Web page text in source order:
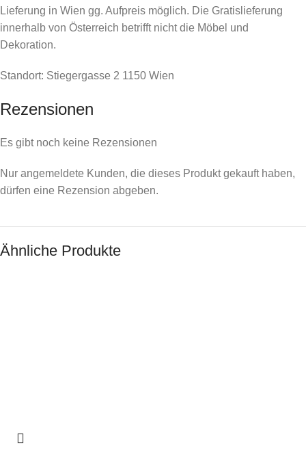
Lieferung in Wien gg. Aufpreis möglich. Die Gratislieferung
innerhalb von Österreich betrifft nicht die Möbel und
Dekoration.
Standort: Stiegergasse 2 1150 Wien
Rezensionen
Es gibt noch keine Rezensionen
Nur angemeldete Kunden, die dieses Produkt gekauft haben,
dürfen eine Rezension abgeben.
Ähnliche Produkte